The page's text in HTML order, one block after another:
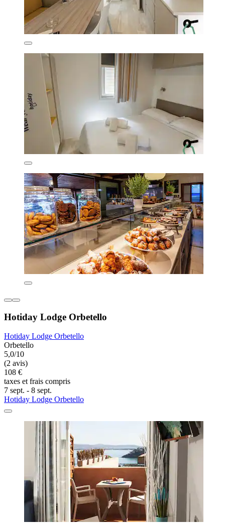
Hotiday Lodge Orbetello
Hotiday Lodge Orbetello
Orbetello
5,0/10
(2 avis)
108 €
taxes et frais compris
7 sept. - 8 sept.
Hotiday Lodge Orbetello